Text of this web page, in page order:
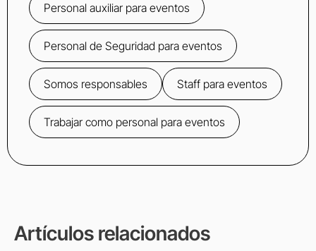
Personal auxiliar para eventos
Personal de Seguridad para eventos
Somos responsables Staff para eventos
Trabajar como personal para eventos
Artículos relacionados